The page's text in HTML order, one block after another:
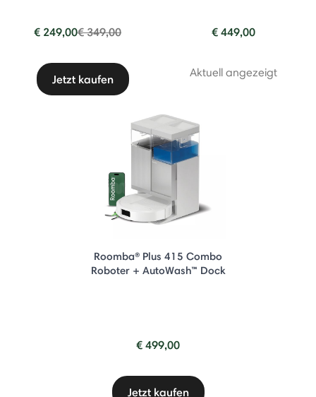
€ 249,00Price reduced from
€ 349,00to
Jetzt kaufen
€ 449,00
Aktuell angezeigt
Roomba® Plus 415 Combo
Roboter + AutoWash™ Dock
€ 499,00
Jetzt kaufen